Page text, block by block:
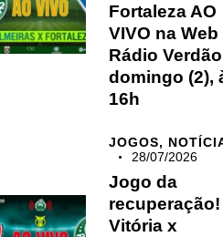
Fortaleza AO
VIVO na Web
Rádio
domingo (2),
16h
JOGOS,
28/07/2026
Jogo da
recuperação!
Vitória x